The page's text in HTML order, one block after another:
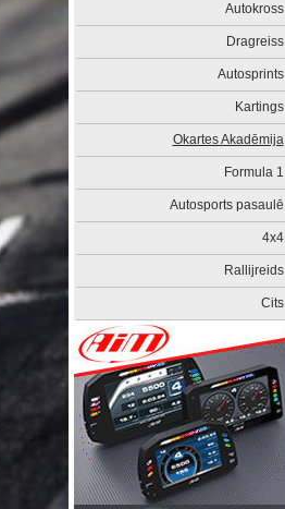
Autokross
Dragreiss
Autosprints
Kartings
Okartes Akadēmija
Formula 1
Autosports pasaulē
4x4
Rallijreids
Cits